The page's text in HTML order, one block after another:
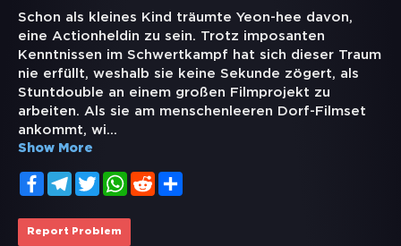
Schon als kleines Kind träumte Yeon-hee davon,
eine Actionheldin zu sein. Trotz imposanten
Kenntnissen im Schwertkampf hat sich dieser Traum
nie erfüllt, weshalb sie keine Sekunde zögert, als
Stuntdouble an einem großen Filmprojekt zu
arbeiten. Als sie am menschenleeren Dorf-Filmset
ankommt, wi...
Show More
FacebookTelegramTwitterWhatsApp
Reddit
Report Problem